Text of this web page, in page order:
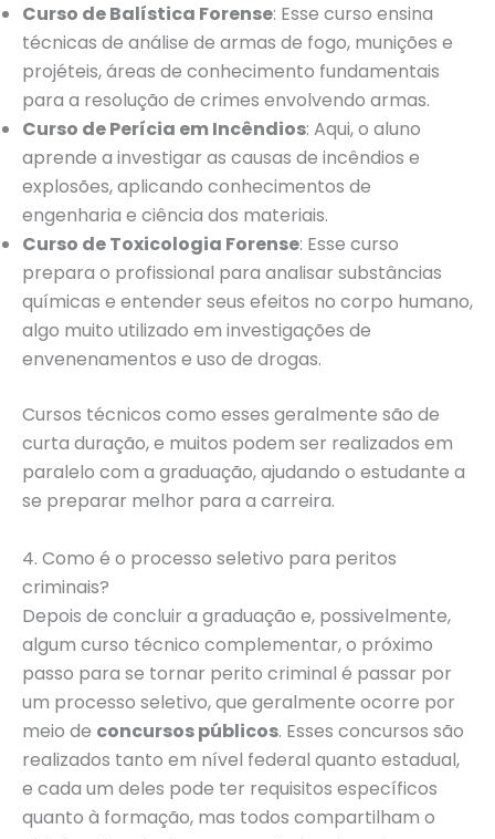
Curso de Balística Forense: Esse curso ensina
técnicas de análise de armas de fogo, munições e
projéteis, áreas de conhecimento fundamentais
para a resolução de crimes envolvendo armas.
Curso de Perícia em Incêndios: Aqui, o aluno
aprende a investigar as causas de incêndios e
explosões, aplicando conhecimentos de
engenharia e ciência dos materiais.
Curso de Toxicologia Forense: Esse curso
prepara o profissional para analisar substâncias
químicas e entender seus efeitos no corpo humano,
algo muito utilizado em investigações de
envenenamentos e uso de drogas.
Cursos técnicos como esses geralmente são de
curta duração, e muitos podem ser realizados em
paralelo com a graduação, ajudando o estudante a
se preparar melhor para a carreira.
4. Como é o processo seletivo para peritos
criminais?
Depois de concluir a graduação e, possivelmente,
algum curso técnico complementar, o próximo
passo para se tornar perito criminal é passar por
um processo seletivo, que geralmente ocorre por
meio de concursos públicos. Esses concursos são
realizados tanto em nível federal quanto estadual,
e cada um deles pode ter requisitos específicos
quanto à formação, mas todos compartilham o